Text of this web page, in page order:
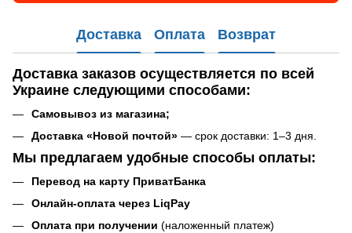
Доставка Оплата Возврат
Доставка заказов осуществляется по всей
Украине следующими способами:
Самовывоз из магазина;
Доставка «Новой почтой» — срок доставки: 1–3 дня.
Мы предлагаем удобные способы оплаты:
Перевод на карту ПриватБанка
Онлайн-оплата через LiqPay
Оплата при получении (наложенный платеж)